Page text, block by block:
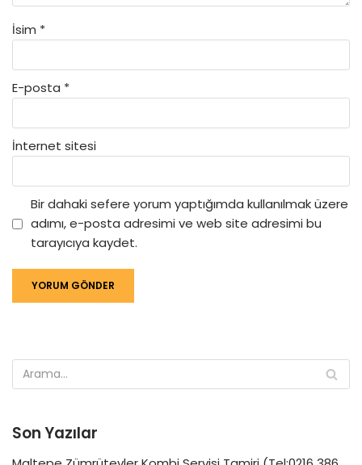
İsim *
E-posta *
İnternet sitesi
Bir dahaki sefere yorum yaptığımda kullanılmak üzere
adımı, e-posta adresimi ve web site adresimi bu
tarayıcıya kaydet.
Son Yazılar